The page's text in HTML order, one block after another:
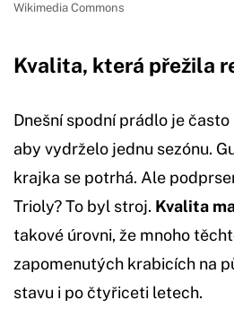
Wikimedia Commons
Kvalita, která přežila
Dnešní spodní prádlo je
aby vydrželo jednu sezónu.
krajka se potrhá. Ale
Trioly? To byl stroj. Kvalita
takové úrovni, že mnoho
zapomenutých krabicích na
stavu i po čtyřiceti letech.